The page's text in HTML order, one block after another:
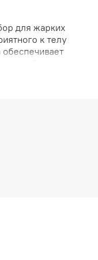
для жарких
к телу
а
деликатным
легко
KristiKlo станет
носки,